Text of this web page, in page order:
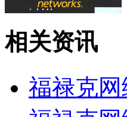
相关资讯
福禄克